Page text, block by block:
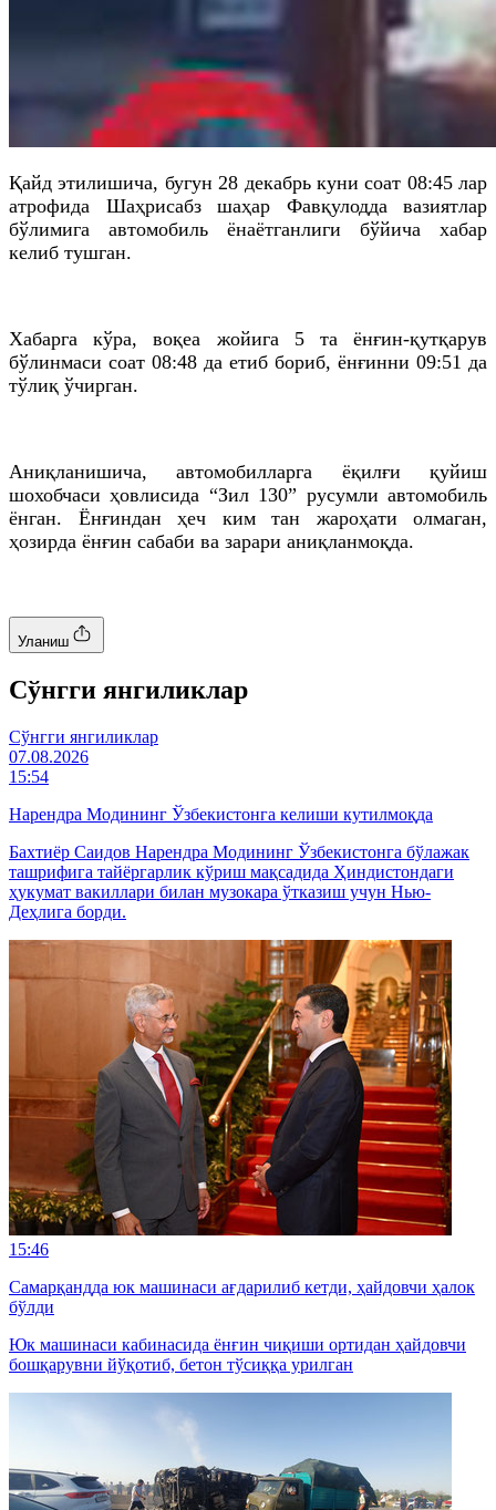
Қайдэтилишича, бугун 28 декабрь куни соат 08:45 лар
атрофида Шаҳрисабз шаҳар Фавқулодда вазиятлар
бўлимига автомобиль ёнаётганлиги бўйича хабар
келиб тушган.
Хабарга кўра, воқеа жойига 5 та ёнғин-қутқарув
бўлинмаси соат 08:48 да етиб бориб, ёнғинни 09:51 да
тўлиқ ўчирган.
Аниқланишича, автомобилларга ёқилғи қуйиш
шохобчаси ҳовлисида “Зил 130” русумли автомобиль
ёнган. Ёнғиндан ҳеч ким тан жароҳати олмаган,
ҳозирда ёнғин сабаби ва зарари аниқланмоқда.
Уланиш
Cўнгги янгиликлар
Cўнгги янгиликлар
07.08.2026
15:54
Нарендра Модининг Ўзбекистонга келиши кутилмоқда
Бахтиёр Саидов Нарендра Модининг Ўзбекистонга бўлажак
ташрифига тайёргарлик кўриш мақсадида Ҳиндистондаги
ҳукумат вакиллари билан музокара ўтказиш учун Нью-
Деҳлига борди.
15:46
Самарқандда юк машинаси ағдарилиб кетди, ҳайдовчи ҳалок
бўлди
Юк машинаси кабинасида ёнғин чиқиши ортидан ҳайдовчи
бошқарувни йўқотиб, бетон тўсиққа урилган